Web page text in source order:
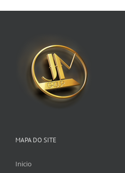
MAPA DO SITE
Inicio